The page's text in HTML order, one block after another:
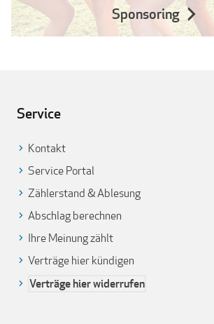
Sponsoring
Service
Kontakt
Service Portal
Zählerstand & Ablesung
Abschlag berechnen
Ihre Meinung zählt
Verträge hier kündigen
Verträge hier widerrufen